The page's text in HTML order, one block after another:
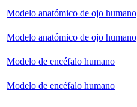
Modelo anatómico de ojo humano
Modelo anatómico de ojo humano
Modelo de encéfalo humano
Modelo de encéfalo humano